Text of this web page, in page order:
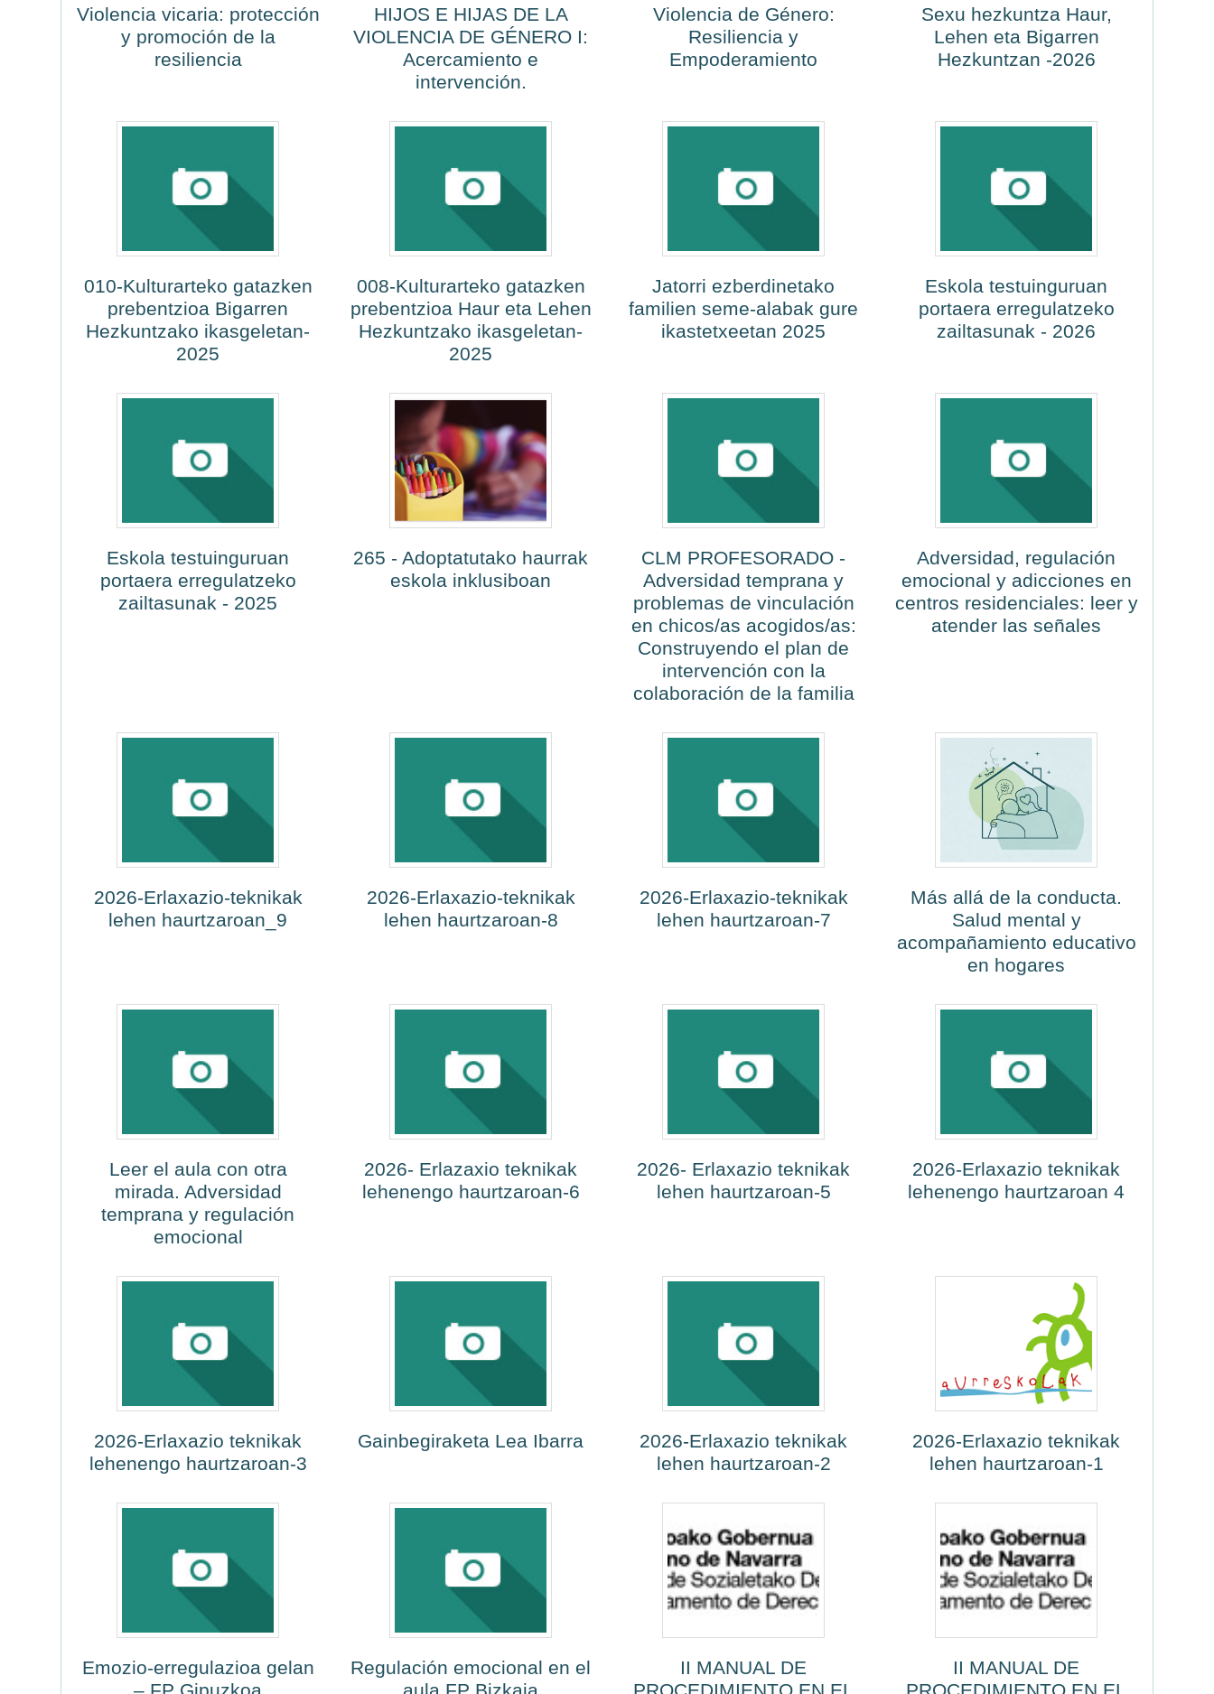
Violencia vicaria: protección
y promoción de la
resiliencia
HIJOS E HIJAS DE LA
VIOLENCIA DE GÉNERO I:
Acercamiento e
intervención.
Violencia de Género:
Resiliencia y
Empoderamiento
Sexu hezkuntza Haur,
Lehen eta Bigarren
Hezkuntzan -2026
010-Kulturarteko gatazken
prebentzioa Bigarren
Hezkuntzako ikasgeletan-
2025
008-Kulturarteko gatazken
prebentzioa Haur eta Lehen
Hezkuntzako ikasgeletan-
2025
Jatorri ezberdinetako
familien seme-alabak gure
ikastetxeetan 2025
Eskola testuinguruan
portaera erregulatzeko
zailtasunak - 2026
Eskola testuinguruan
portaera erregulatzeko
zailtasunak - 2025
265 - Adoptatutako haurrak
eskola inklusiboan
CLM PROFESORADO -
Adversidad temprana y
problemas de vinculación
en chicos/as acogidos/as:
Construyendo el plan de
intervención con la
colaboración de la familia
Adversidad, regulación
emocional y adicciones en
centros residenciales: leer y
atender las señales
2026-Erlaxazio-teknikak
lehen haurtzaroan_9
2026-Erlaxazio-teknikak
lehen haurtzaroan-8
2026-Erlaxazio-teknikak
lehen haurtzaroan-7
Más allá de la conducta.
Salud mental y
acompañamiento educativo
en hogares
Leer el aula con otra
mirada. Adversidad
temprana y regulación
emocional
2026- Erlazaxio teknikak
lehenengo haurtzaroan-6
2026- Erlaxazio teknikak
lehen haurtzaroan-5
2026-Erlaxazio teknikak
lehenengo haurtzaroan 4
2026-Erlaxazio teknikak
lehenengo haurtzaroan-3
Gainbegiraketa Lea Ibarra
2026-Erlaxazio teknikak
lehen haurtzaroan-2
2026-Erlaxazio teknikak
lehen haurtzaroan-1
Emozio-erregulazioa gelan
– FP Gipuzkoa
Regulación emocional en el
aula FP Bizkaia
II MANUAL DE
PROCEDIMIENTO EN EL
II MANUAL DE
PROCEDIMIENTO EN EL